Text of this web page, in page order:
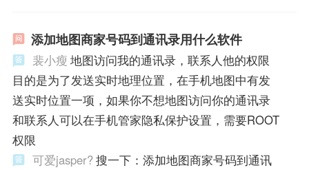
添加地图商家号码到通讯录用什么软件
裴小瘦 地图访问我的通讯录，联系人他的权限
目的是为了发送实时地理位置，在手机地图中有发
送实时位置一项，如果你不想地图访问你的通讯录
和联系人可以在手机管家隐私保护设置，需要ROOT
权限
可爱jasper?搜一下：添加地图商家号码到通讯